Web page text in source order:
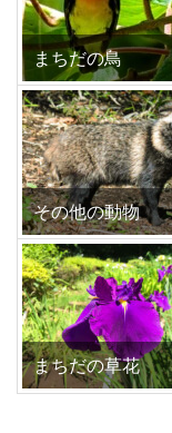
まちだの鳥
その他の動物
まちだの草花